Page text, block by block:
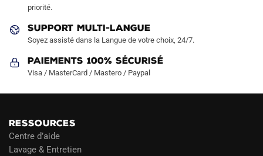
page
produit
priorité.
SUPPORT MULTI-LANGUE
Soyez assisté dans la Langue de votre choix, 24/7.
Paiements 100% Sécurisé
Visa / MasterCard / Mastero / Paypal
RESSOURCES
Centre d’aide
Lavage & Entretien